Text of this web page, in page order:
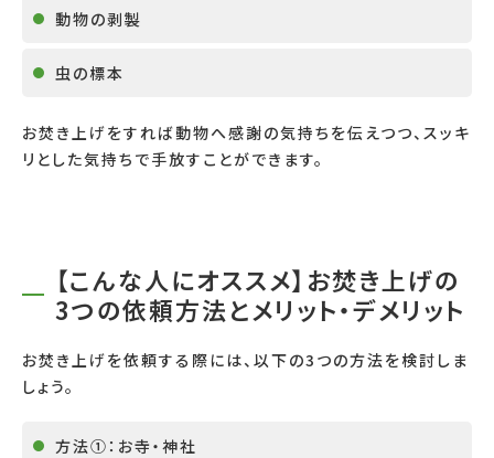
動物の剥製
虫の標本
お焚き上げをすれば動物へ感謝の気持ちを伝えつつ、スッキ
リとした気持ちで手放すことができます。
【こんな人にオススメ】お焚き上げの
3つの依頼方法とメリット・デメリット
お焚き上げを依頼する際には、以下の3つの方法を検討しま
しょう。
方法①：お寺・神社